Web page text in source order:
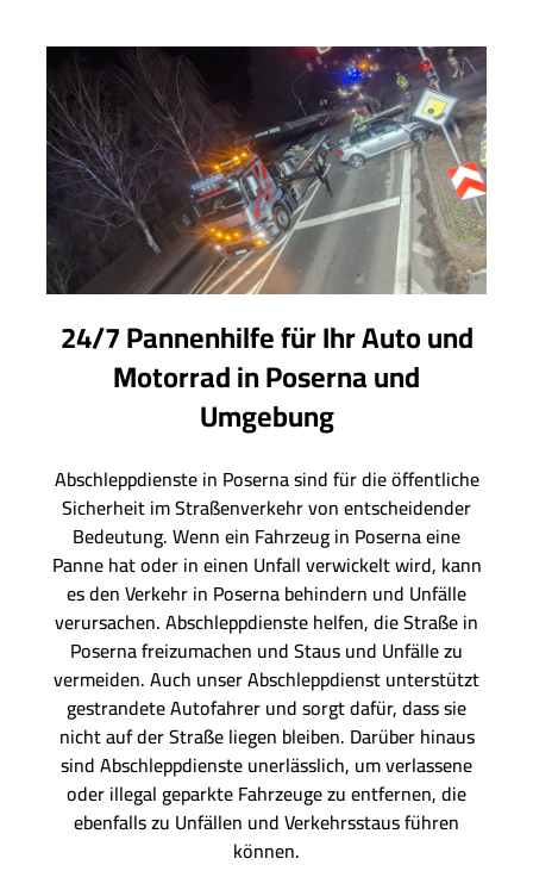
24/7 Pannenhilfe für Ihr Auto und
Motorrad in Poserna und
Umgebung
Abschleppdienste in Poserna sind für die öffentliche
Sicherheit im Straßenverkehr von entscheidender
Bedeutung. Wenn ein Fahrzeug in Poserna eine
Panne hat oder in einen Unfall verwickelt wird, kann
es den Verkehr in Poserna behindern und Unfälle
verursachen. Abschleppdienste helfen, die Straße in
Poserna freizumachen und Staus und Unfälle zu
vermeiden. Auch unser Abschleppdienst unterstützt
gestrandete Autofahrer und sorgt dafür, dass sie
nicht auf der Straße liegen bleiben. Darüber hinaus
sind Abschleppdienste unerlässlich, um verlassene
oder illegal geparkte Fahrzeuge zu entfernen, die
ebenfalls zu Unfällen und Verkehrsstaus führen
können.